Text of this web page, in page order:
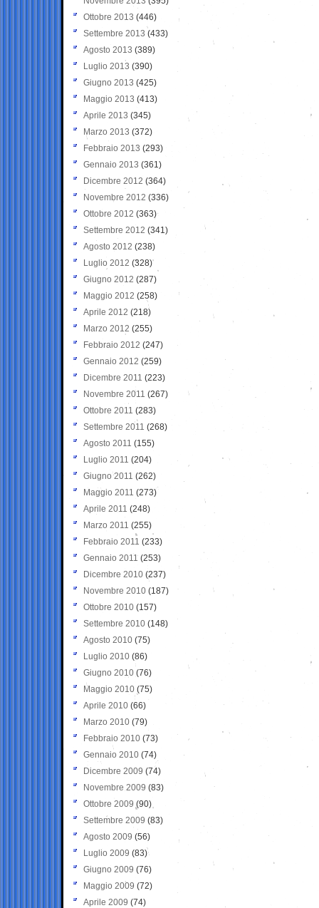
Ottobre 2013 (446)
Settembre 2013 (433)
Agosto 2013 (389)
Luglio 2013 (390)
Giugno 2013 (425)
Maggio 2013 (413)
Aprile 2013 (345)
Marzo 2013 (372)
Febbraio 2013 (293)
Gennaio 2013 (361)
Dicembre 2012 (364)
Novembre 2012 (336)
Ottobre 2012 (363)
Settembre 2012 (341)
Agosto 2012 (238)
Luglio 2012 (328)
Giugno 2012 (287)
Maggio 2012 (258)
Aprile 2012 (218)
Marzo 2012 (255)
Febbraio 2012 (247)
Gennaio 2012 (259)
Dicembre 2011 (223)
Novembre 2011 (267)
Ottobre 2011 (283)
Settembre 2011 (268)
Agosto 2011 (155)
Luglio 2011 (204)
Giugno 2011 (262)
Maggio 2011 (273)
Aprile 2011 (248)
Marzo 2011 (255)
Febbraio 2011 (233)
Gennaio 2011 (253)
Dicembre 2010 (237)
Novembre 2010 (187)
Ottobre 2010 (157)
Settembre 2010 (148)
Agosto 2010 (75)
Luglio 2010 (86)
Giugno 2010 (76)
Maggio 2010 (75)
Aprile 2010 (66)
Marzo 2010 (79)
Febbraio 2010 (73)
Gennaio 2010 (74)
Dicembre 2009 (74)
Novembre 2009 (83)
Ottobre 2009 (90)
Settembre 2009 (83)
Agosto 2009 (56)
Luglio 2009 (83)
Giugno 2009 (76)
Maggio 2009 (72)
Aprile 2009 (74)